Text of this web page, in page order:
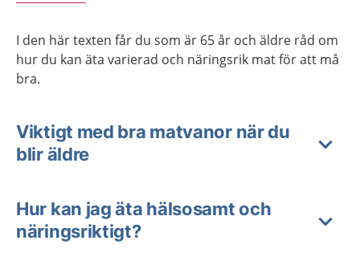
I den här texten får du som är 65 år och äldre råd om
hur du kan äta varierad och näringsrik mat för att må
bra.
Viktigt med bra matvanor när du
blir äldre
Hur kan jag äta hälsosamt och
näringsriktigt?